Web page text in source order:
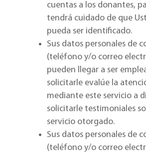
cuentas a los donantes,
tendrá cuidado de que
pueda ser identificado.
Sus datos personales de
(teléfono y/o correo
pueden llegar a ser
solicitarle evalúe la
mediante este servicio a
solicitarle testimoniales
servicio otorgado.
Sus datos personales de
(teléfono y/o correo